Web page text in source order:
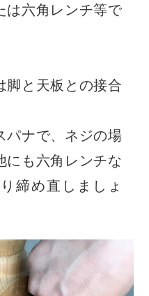
は六角レンチ等で
脚と天板との接合
パナで、ネジの場
にも六角レンチな
締め直しましょ